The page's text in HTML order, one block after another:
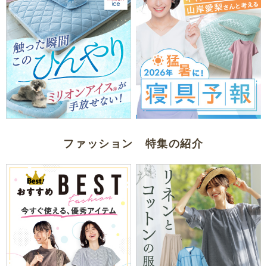
ファッション 特集の紹介